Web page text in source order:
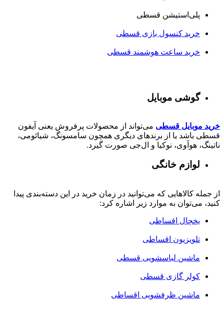
پلی‌استیشن قسطی
خرید کنسول بازی قسطی
خرید ساعت هوشمند قسطی
گوشی موبایل
خرید موبایل قسطی می‌تواند از محصولات پرفروش یعنی آیفون
قسطی باشد یا از برندهای دیگری همچون سامسونگ، شیائومی،
ناتینگ، هوآوی، نوکیا و ال‌جی صورت گیرد.
لوازم خانگی
از جمله کالاهایی که می‌توانید در زمان خرید در این دسته‌بندی پیدا
کنید، می‌توان به موارد زیر اشاره کرد:
یخچال اقساطی
تلویزیون اقساطی
ماشین لباسشویی قسطی
کولر گازی قسطی
ماشین ظرفشویی اقساطی